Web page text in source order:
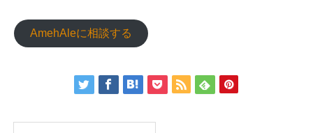
AmehAleに相談する